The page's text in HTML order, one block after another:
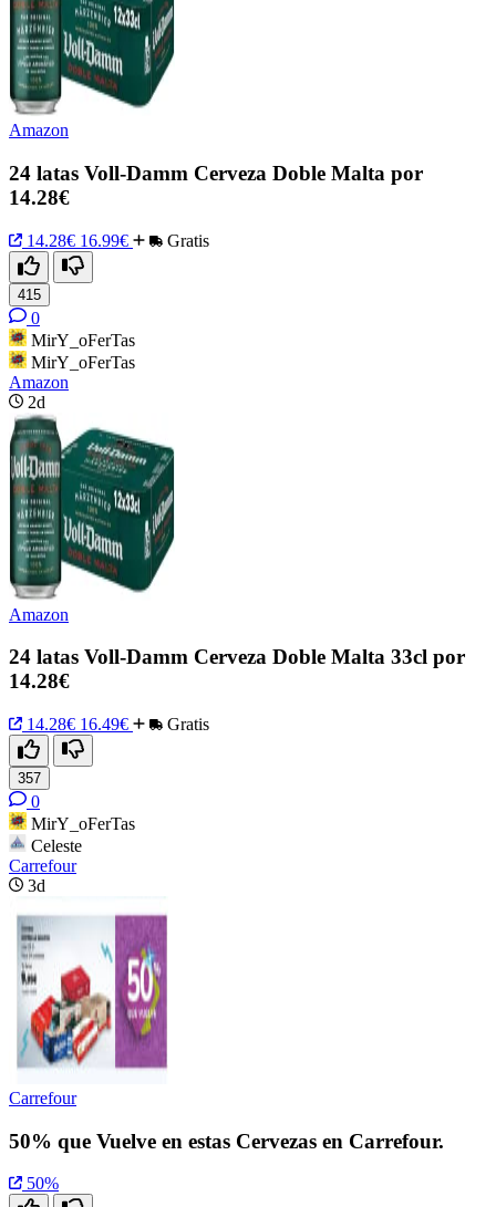
Amazon
24 latas Voll-Damm Cerveza Doble Malta por
14.28€
14.28€ 16.99€ Gratis
415
0
MirY_oFerTas
MirY_oFerTas
Amazon
2d
Amazon
24 latas Voll-Damm Cerveza Doble Malta 33cl por
14.28€
14.28€ 16.49€ Gratis
357
0
MirY_oFerTas
Celeste
Carrefour
3d
Carrefour
50% que Vuelve en estas Cervezas en Carrefour.
50%